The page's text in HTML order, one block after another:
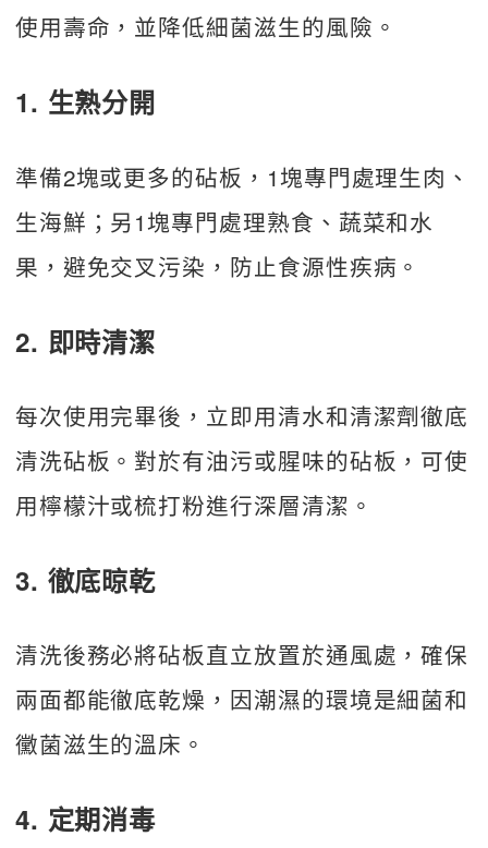
使用壽命，並降低細菌滋生的風險。
1. 生熟分開
準備2塊或更多的砧板，1塊專門處理生肉、
生海鮮；另1塊專門處理熟食、蔬菜和水
果，避免交叉污染，防止食源性疾病。
2. 即時清潔
每次使用完畢後，立即用清水和清潔劑徹底
清洗砧板。對於有油污或腥味的砧板，可使
用檸檬汁或梳打粉進行深層清潔。
3. 徹底晾乾
清洗後務必將砧板直立放置於通風處，確保
兩面都能徹底乾燥，因潮濕的環境是細菌和
黴菌滋生的溫床。
4. 定期消毒